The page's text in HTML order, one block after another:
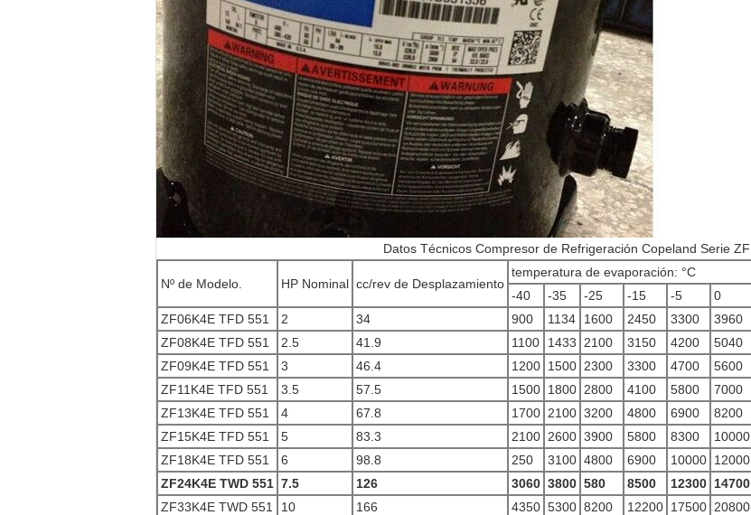
Datos Técnicos Compresor de Refrigeración Copeland Serie ZF
Nº de Modelo. HP Nominal cc/rev de Desplazamiento
temperatura de evaporación: °C
-40
-35 -25 -15 -5 0
ZF06K4E TFD 551
2 34 900 1134 1600 2450 3300 3960
ZF08K4E TFD 551
2.5 41.9 1100 1433 2100 3150 4200 5040
ZF09K4E TFD 551
3 46.4 1200 1500 2300 3300 4700 5600
ZF11K4E TFD 551
3.5 57.5 1500 1800 2800 4100 5800 7000
ZF13K4E TFD 551
4 67.8 1700 2100 3200 4800 6900 8200
ZF15K4E TFD 551
5 83.3 2100 2600 3900 5800 8300 10000
ZF18K4E TFD 551
6 98.8 250 3100 4800 6900 10000 12000
ZF24K4E TWD 551 7.5 126 3060 3800 580 8500 12300 14700
ZF33K4E TWD 551
10 166 4350 5300 8200 12200 17500 20800